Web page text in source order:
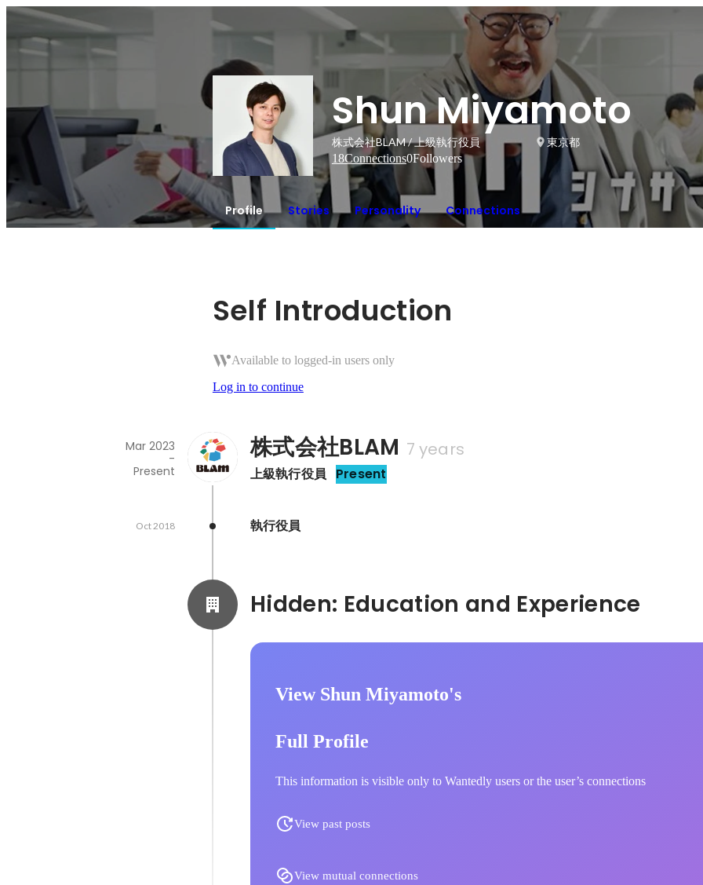
Shun Miyamoto
株式会社BLAM / 上級執行役員
東京都
18Connections0Followers
Profile Stories Personality Connections
Self Introduction
Available to logged-in users only
Log in to continue
株式会社BLAM 7 years
上級執行役員 Present
Mar 2023
-
Present
執行役員
Oct 2018
View Shun Miyamoto's
Full Profile
This information is visible only to Wantedly users or the user’s connections
View past posts
View mutual connections